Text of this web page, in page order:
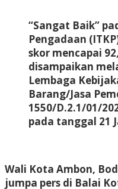
“Sangat Baik”
Pengadaan
skor mencapai
disampaikan
Lembaga
Barang/Jasa
1550/D.2.1/01/
pada tanggal 21
Wali Kota Ambon,
jumpa pers di Balai